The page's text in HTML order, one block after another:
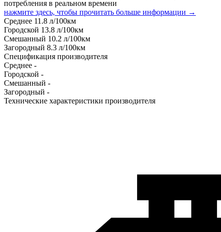
потребления в реальном времени
нажмите здесь, чтобы прочитать больше информации →
Среднее 11.8 л/100км
Городской 13.8 л/100км
Смешанный 10.2 л/100км
Загородный 8.3 л/100км
Спецификация производителя
Среднее -
Городской -
Смешанный -
Загородный -
Технические характеристики производителя